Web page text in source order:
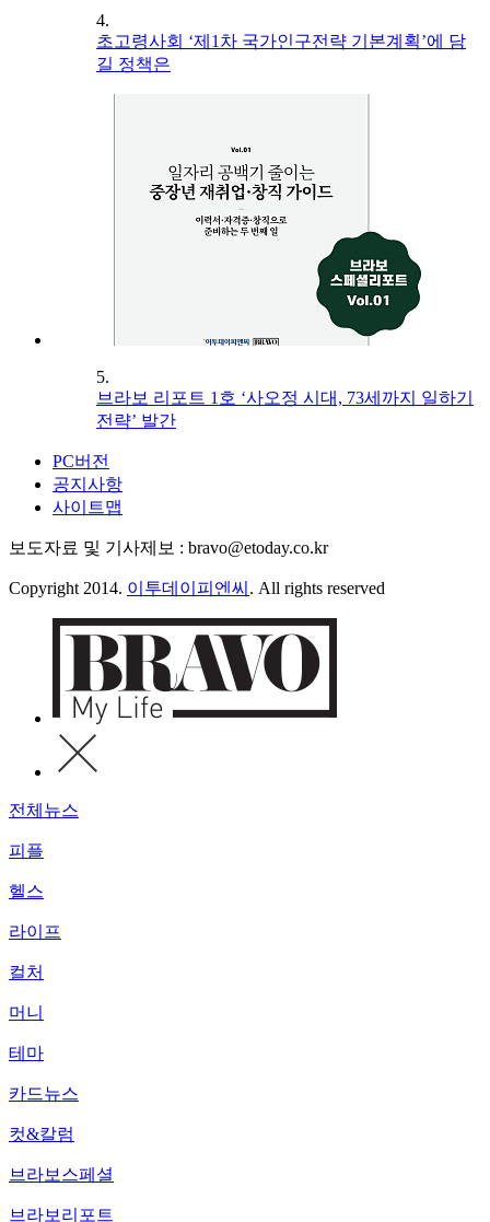
4.
초고령사회 ‘제1차 국가인구전략 기본계획’에 담
길 정책은
5.
브라보 리포트 1호 ‘사오정 시대, 73세까지 일하기
전략’ 발간
PC버전
공지사항
사이트맵
보도자료 및 기사제보 : bravo@etoday.co.kr
Copyright 2014. 이투데이피엔씨 . All rights reserved
전체뉴스
피플
헬스
라이프
컬처
머니
테마
카드뉴스
컷&칼럼
브라보스페셜
브라보리포트